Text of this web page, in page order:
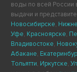
воды по всей
выдачи и
Новосибирске,
Уфе, Красноярске,
Владивостоке,
Абакане,
Тольятти, Иркутске,